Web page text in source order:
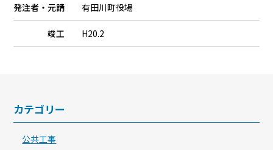
発注者・元請 有田川町役場
竣工 H20.2
カテゴリー
公共工事